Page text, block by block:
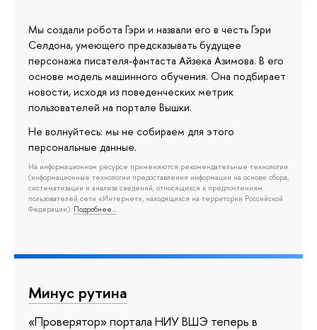
Мы создали робота Гэри и назвали его в честь Гэри
Селдона, умеющего предсказывать будущее
персонажа писателя-фантаста Айзека Азимова. В его
основе модель машинного обучения. Она подбирает
новости, исходя из поведенческих метрик
пользователей на портале Вышки.
Не волнуйтесь: мы не собираем для этого
персональные данные.
На информационном ресурсе применяются рекомендательные технологии
(информационные технологии предоставления информации на основе сбора,
систематизации и анализа сведений, относящихся к предпочтениям
пользователей сети «Интернет», находящихся на территории Российской
Федерации). Подробнее…
Минус рутина
«Проверятор» портала НИУ ВШЭ теперь в